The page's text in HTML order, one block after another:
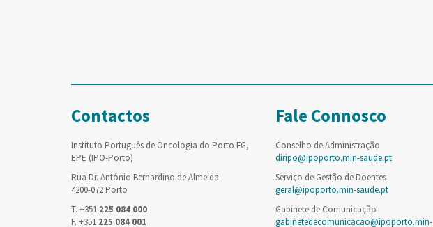
Contactos
Instituto Português de Oncologia do Porto FG,
EPE (IPO-Porto)
Rua Dr. António Bernardino de Almeida
4200-072 Porto
T. +351 225 084 000
F. +351 225 084 001
Fale Connosco
Conselho de Administração
diripo@ipoporto.min-saude.pt
Serviço de Gestão de Doentes
geral@ipoporto.min-saude.pt
Gabinete de Comunicação
gabinetedecomunicacao@ipoporto.min-